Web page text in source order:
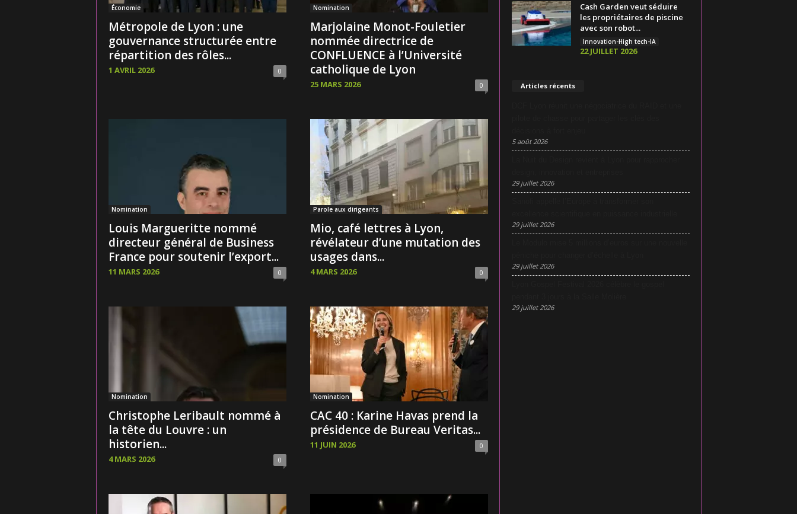
Économie
Métropole de Lyon : une
gouvernance structurée entre
répartition des rôles...
1 AVRIL 2026 0
Nomination
Marjolaine Monot-Fouletier
nommée directrice de
CONFLUENCE à l’Université
catholique de Lyon
25 MARS 2026 0
Nomination
Louis Margueritte nommé
directeur général de Business
France pour soutenir l’export...
11 MARS 2026 0
Parole aux dirigeants
Mio, café lettres à Lyon,
révélateur d’une mutation des
usages dans...
4 MARS 2026 0
Nomination
Christophe Leribault nommé à
la tête du Louvre : un
historien...
4 MARS 2026 0
Nomination
CAC 40 : Karine Havas prend la
présidence de Bureau Veritas...
11 JUIN 2026 0
Cash Garden veut séduire
les propriétaires de piscine
avec son robot...
Innovation-High tech-IA
22 JUILLET 2026
Articles récents
5 août 2026
29 juillet 2026
29 juillet 2026
29 juillet 2026
29 juillet 2026